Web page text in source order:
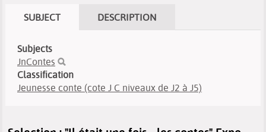
SUBJECT DESCRIPTION
Subjects
JnContes
Classification
Jeunesse conte (cote J C niveaux de J2 à J5)